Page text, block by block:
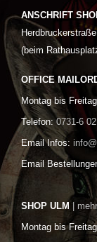
ANSCHRIFT
(beim
OFFICE
Montag bis
Telefon: 0731-6
Email Infos:
Email
SHOP ULM |
Montag bis